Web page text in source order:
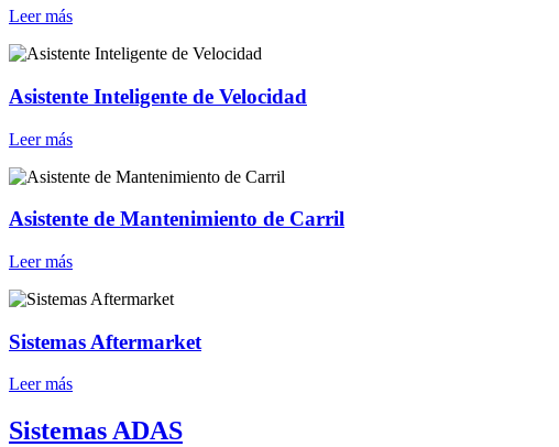
Leer más
Asistente Inteligente de Velocidad
Leer más
Asistente de Mantenimiento de Carril
Leer más
Sistemas Aftermarket
Leer más
Sistemas ADAS